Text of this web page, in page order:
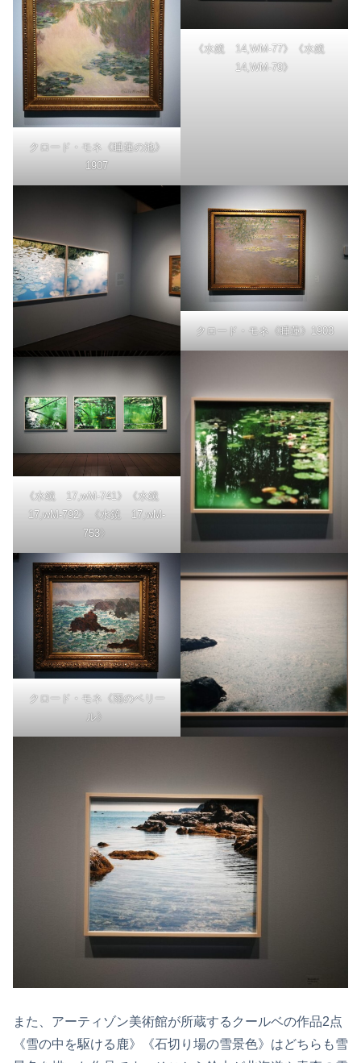
クロード・モネ《睡蓮の池》
1907
《水鏡 14,WM-77》《水鏡
14,WM-79》
クロード・モネ《睡蓮》1903
《水鏡 17,wM-741》《水鏡
17,wM-792》《水鏡 17,wM-
753》
クロード・モネ《雨のベリー
ル》
また、アーティゾン美術館が所蔵するクールベの作品2点
《雪の中を駆ける鹿》《石切り場の雪景色》はどちらも雪